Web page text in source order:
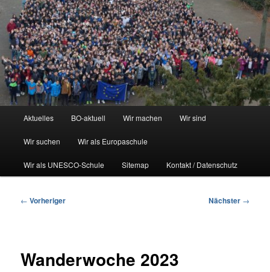
Aktuelles BO-aktuell Wir machen Wir sind
Wir suchen Wir als Europaschule
Wir als UNESCO-Schule Sitemap Kontakt / Datenschutz
Beitragsnavigation
← Vorheriger Nächster →
Wanderwoche 2023